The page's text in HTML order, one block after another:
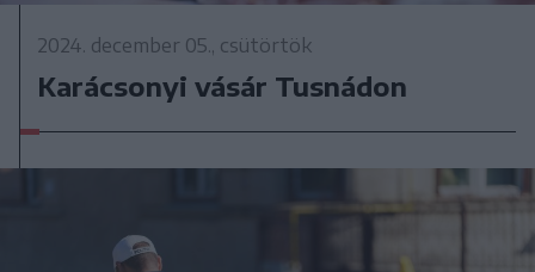
2024. december 05., csütörtök
Karácsonyi vásár Tusnádon